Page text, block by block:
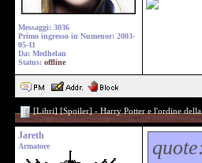
Messaggi: 3036
Primo ingresso in Numenor: 2003-
05-11
Da: Medhelan
Status: offline
[Libri] [Spoiler] - Harry Potter e l'ordine
Jareth
Armatore